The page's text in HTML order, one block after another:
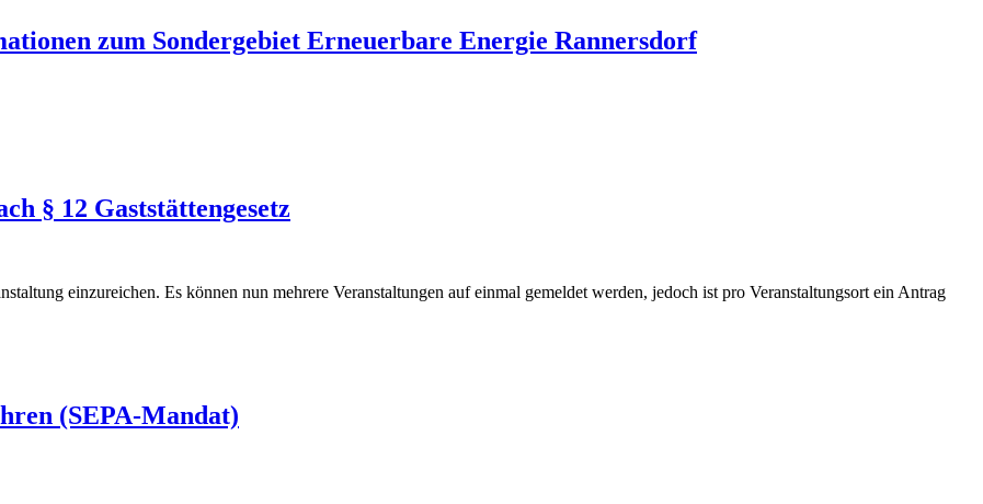
zum Sondergebiet Erneuerbare Energie Rannersdorf
§ 12 Gaststättengesetz
einzureichen. Es können nun mehrere Veranstaltungen auf einmal gemeldet werden, jedoch ist pro Veranstaltungsort ein Antrag
(SEPA-Mandat)